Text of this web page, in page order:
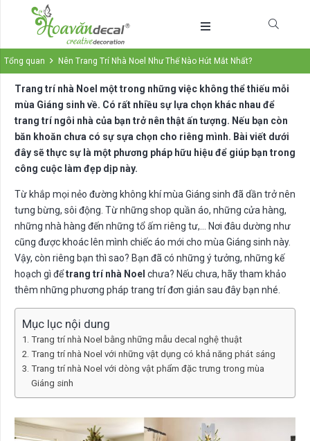
Tổng quan Nên Trang Trí Nhà Noel Như Thế Nào Hút Mắt Nhất?
Trang trí nhà Noel một trong những việc không thể thiếu mỗi
mùa Giáng sinh về. Có rất nhiều sự lựa chọn khác nhau để
trang trí ngôi nhà của bạn trở nên thật ấn tượng. Nếu bạn còn
băn khoăn chưa có sự sựa chọn cho riêng mình. Bài viết dưới
đây sẽ thực sự là một phương pháp hữu hiệu để giúp bạn trong
công cuộc làm đẹp dịp này.
Từ khắp mọi nẻo đường không khí mùa Giáng sinh đã dần trở nên
tưng bừng, sôi động. Từ những shop quần áo, những cửa hàng,
những nhà hàng đến những tổ ấm riêng tư,… Nơi đâu dường như
cũng được khoác lên mình chiếc áo mới cho mùa Giáng sinh này.
Vậy, còn riêng bạn thì sao? Bạn đã có những ý tưởng, những kế
hoạch gì đểtrang trí nhà Noel chưa? Nếu chưa, hãy tham khảo
thêm những phương pháp trang trí đơn giản sau đây bạn nhé.
Mục lục nội dung
Trang trí nhà Noel bằng những mẫu decal nghệ thuật
Trang trí nhà Noel với những vật dụng có khả năng phát sáng
Trang trí nhà Noel với dòng vật phẩm đặc trưng trong mùa
Giáng sinh